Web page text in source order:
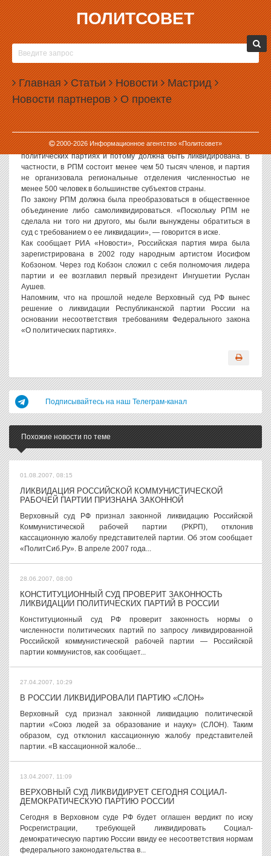
ПОЛИТСОВЕТ
Главная Статьи Новости Мастрид
Новости партнеров О проекте
2000-2026Информационное агентство «Политсовет»
28.03.2007, 12:08
В РОССИИ ЛИКВИДИРОВАНА ОЧЕРЕДНАЯ
ПОЛИТИЧЕСКАЯ ПАРТИЯ
На сегодняшнем заседании Верховного суда РФ будет решен
вопрос о ликвидации Российской партии мира. Таким образом,
будет рассмотрен иск, с которым в Верховный суд обратилась
Федеральная регистрационная служба России.
Согласно исковому заявлению, Российская партия мира не
удовлетворяет требованиям российского законодательства о
политических партиях и потому должна быть ликвидирована. В
частности, в РПМ состоит менее чем 50 тысяч членов, и партия
не организовала региональные отделения численностью не
менее 500 человек в большинстве субъектов страны.
По закону РПМ должна была преобразоваться в общественное
объединение либо самоликвидироваться. «Поскольку РПМ не
сделала ни того ни другого, мы были вынуждены обратиться в
суд с требованием о ее ликвидации», — говорится в иске.
Как сообщает РИА «Новости», Российская партия мира была
зарегистрирована в 2002 году народным артистом Иосифом
Кобзоном. Через год Кобзон сложил с себя полномочия лидера
партии и ее возглавил первый президент Ингушетии Руслан
Аушев.
Напомним, что на прошлой неделе Верховный суд РФ вынес
решение о ликвидации Республиканской партии России на
основании несоответствия требованиям Федерального закона
«О политических партиях».
Подписывайтесь на наш Телеграм-канал
Похожие новости по теме
01.08.2007, 08:15
ЛИКВИДАЦИЯ РОССИЙСКОЙ КОММУНИСТИЧЕСКОЙ
РАБОЧЕЙ ПАРТИИ ПРИЗНАНА ЗАКОННОЙ
Верховный суд РФ признал законной ликвидацию Российской
Коммунистической рабочей партии (РКРП), отклонив
кассационную жалобу представителей партии. Об этом сообщает
«ПолитСиб.Ру». В апреле 2007 года...
28.06.2007, 08:00
КОНСТИТУЦИОННЫЙ СУД ПРОВЕРИТ ЗАКОННОСТЬ
ЛИКВИДАЦИИ ПОЛИТИЧЕСКИХ ПАРТИЙ В РОССИИ
Конституционный суд РФ проверит законность нормы о
численности политических партий по запросу ликвидированной
Российской коммунистической рабочей партии — Российской
партии коммунистов, как сообщает...
27.04.2007, 10:29
В РОССИИ ЛИКВИДИРОВАЛИ ПАРТИЮ «СЛОН»
Верховный суд признал законной ликвидацию политической
партии «Союз людей за образование и науку» (СЛОН). Таким
образом, суд отклонил кассационную жалобу представителей
партии. «В кассационной жалобе...
13.04.2007, 11:09
ВЕРХОВНЫЙ СУД ЛИКВИДИРУЕТ СЕГОДНЯ СОЦИАЛ-
ДЕМОКРАТИЧЕСКУЮ ПАРТИЮ РОССИИ
Сегодня в Верховном суде РФ будет оглашен вердикт по иску
Росрегистрации, требующей ликвидировать Социал-
демократическую партию России ввиду ее несоответствия нормам
федерального законодательства в...